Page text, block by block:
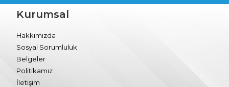
Kurumsal
Hakkımızda
Sosyal Sorumluluk
Belgeler
Politikamız
İletişim